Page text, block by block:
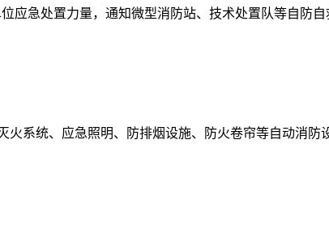
应急处置力量，通知微型消防站、技术处置队等自防
系统、应急照明、防排烟设施、防火卷帘等自动消防